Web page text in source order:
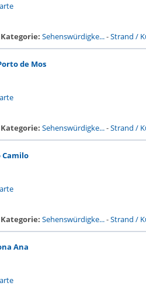
Kategorie: Sehenswürdigke...-Strand /
de Mos
Kategorie: Sehenswürdigke...-Strand /
Camilo
Kategorie: Sehenswürdigke...-Strand /
Ana